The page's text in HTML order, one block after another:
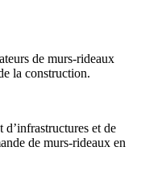
de murs-rideaux
la construction.
d’infrastructures et de
de murs-rideaux en